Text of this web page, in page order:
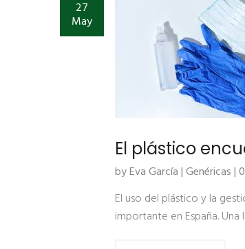
27
May
El plástico
by Eva García |Genéricas|
El uso del plástico y la
importante en España.